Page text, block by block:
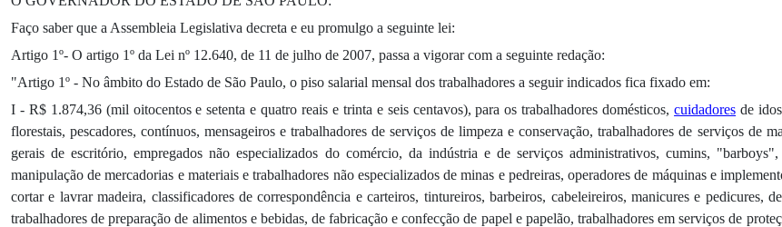
Faço saber que a Assembleia Legislativa decreta e eu promulgo a seguinte lei:
Artigo 1º- O artigo 1º da Lei nº 12.640, de 11 de julho de 2007, passa a vigorar com a seguinte redação:
"Artigo 1º - No âmbito do Estado de São Paulo, o piso salarial mensal dos trabalhadores a seguir indicados fica fixado em:
I - R$ 1.874,36 (mil oitocentos e setenta e quatro reais e trinta e seis centavos), para os trabalhadores domésticos,cuidadores de
florestais, pescadores, contínuos, mensageiros e trabalhadores de serviços de limpeza e conservação, trabalhadores de serviços de
gerais de escritório, empregados não especializados do comércio, da indústria e de serviços administrativos, cumins, "barboys",
manipulação de mercadorias e materiais e trabalhadores não especializados de minas e pedreiras, operadores de máquinas e
cortar e lavrar madeira, classificadores de correspondência e carteiros, tintureiros, barbeiros, cabeleireiros, manicures e pedicures,
trabalhadores de preparação de alimentos e bebidas, de fabricação e confecção de papel e papelão, trabalhadores em serviços de